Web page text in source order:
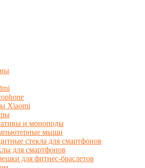
Xiaomi
и моноподы
мыши
стекла для смартфонов
для смартфонов
для фитнес-браслетов